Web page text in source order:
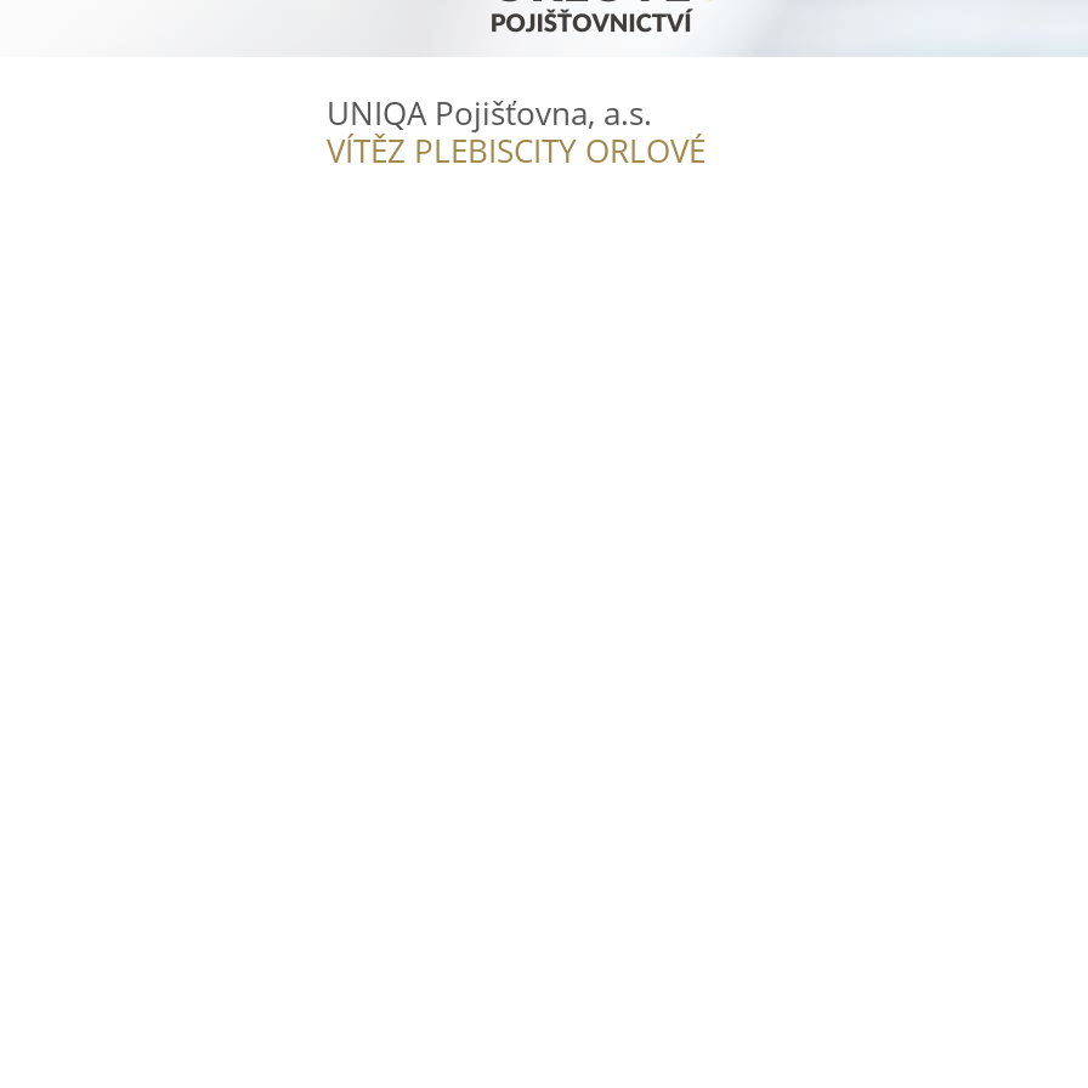
UNIQA Pojišťovna, a.s.
VÍTĚZ PLEBISCITY ORLOVÉ